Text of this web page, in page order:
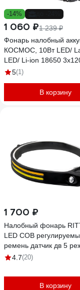
-14%
1 060 ₽1 239 ₽
Фонарь налобный
КОСМОС, 10Вт LED/
LED/ Li-ion 18650
алюм./ USB Type-C,
5(1)
В корзину
1 700 ₽
Налобный фонарь
LED COB
ремень датчик дв 5
7Вт+3Вт 1200 мАч
4.7(20)
В корзину